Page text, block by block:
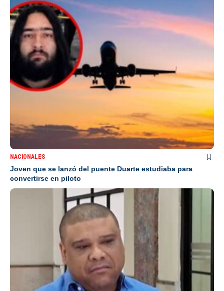
NACIONALES
Joven que se lanzó del puente Duarte estudiaba para
convertirse en piloto